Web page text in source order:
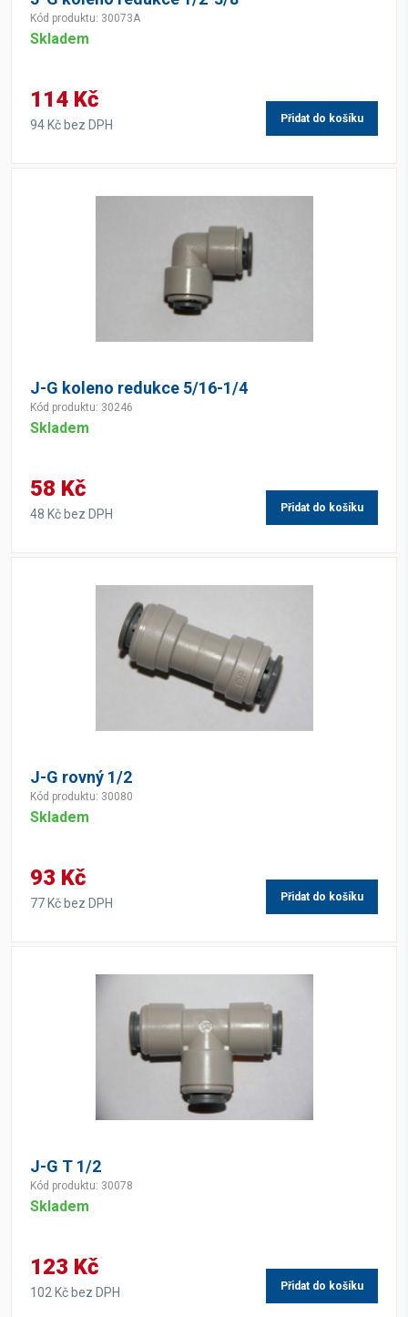
Kód produktu: 30073A
Skladem
114 Kč
94 Kč bez DPH Přidat do košíku
J-G koleno redukce 5/16-1/4
Kód produktu: 30246
Skladem
58 Kč
48 Kč bez DPH Přidat do košíku
J-G rovný 1/2
Kód produktu: 30080
Skladem
93 Kč
77 Kč bez DPH Přidat do košíku
J-G T 1/2
Kód produktu: 30078
Skladem
123 Kč
102 Kč bez DPH Přidat do košíku